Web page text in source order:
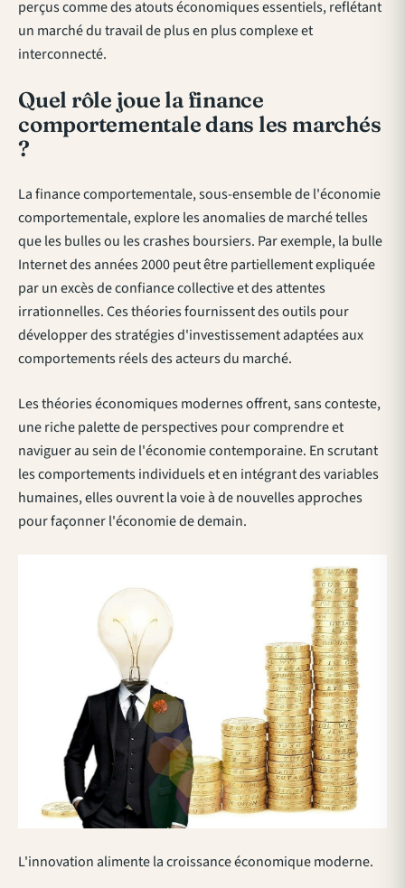
perçus comme des atouts économiques essentiels, reflétant
un marché du travail de plus en plus complexe et
interconnecté.
Quel rôle joue la finance
comportementale dans les marchés
?
La finance comportementale, sous-ensemble de l'économie
comportementale, explore les anomalies de marché telles
que les bulles ou les crashes boursiers. Par exemple, la bulle
Internet des années 2000 peut être partiellement expliquée
par un excès de confiance collective et des attentes
irrationnelles. Ces théories fournissent des outils pour
développer des stratégies d'investissement adaptées aux
comportements réels des acteurs du marché.
Les théories économiques modernes offrent, sans conteste,
une riche palette de perspectives pour comprendre et
naviguer au sein de l'économie contemporaine. En scrutant
les comportements individuels et en intégrant des variables
humaines, elles ouvrent la voie à de nouvelles approches
pour façonner l'économie de demain.
L'innovation alimente la croissance économique moderne.